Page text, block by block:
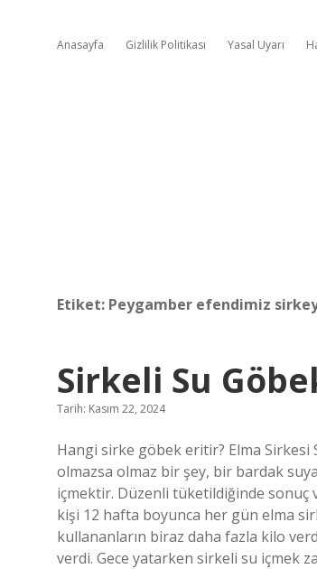
Anasayfa Gizlilik Politikası Yasal Uyarı
Etiket: Peygamber efendimiz
Sirkeli Su
Tarih: Kasım 22, 2024
Hangi sirke göbek eritir? Elma
olmazsa olmaz bir şey, bir bardak suya
içmektir. Düzenli tüketildiğinde sonuç
kişi 12 hafta boyunca her gün elma
kullananların biraz daha fazla kilo
verdi. Gece yatarken sirkeli su içmek